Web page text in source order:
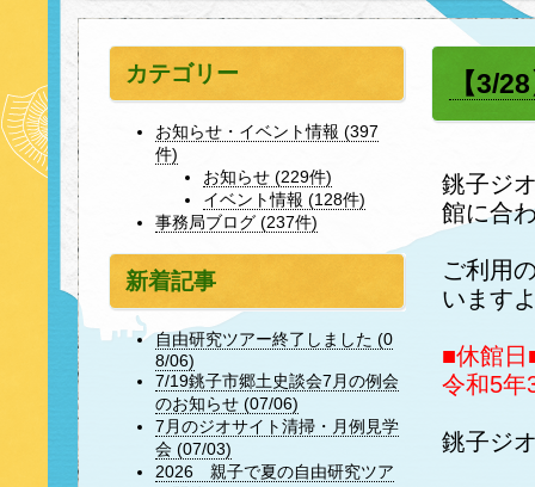
【3/
銚子ジ
館に合
ご利用
います
■休館日
令和5
銚子ジ
カテゴリー
お知らせ・イベント情報 (397
件)
お知らせ (229件)
イベント情報 (128件)
事務局ブログ (237件)
新着記事
自由研究ツアー終了しました (0
8/06)
7/19銚子市郷土史談会7月の例会
のお知らせ (07/06)
7月のジオサイト清掃・月例見学
会 (07/03)
2026 親子で夏の自由研究ツア